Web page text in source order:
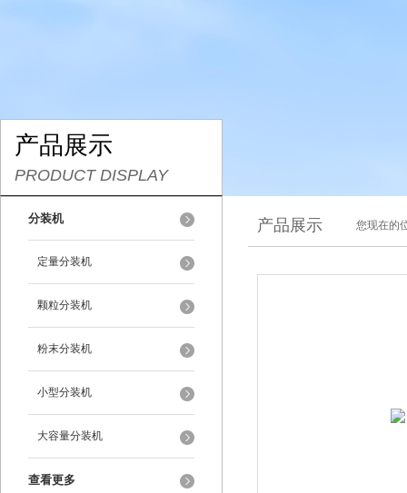
产品展示
PRODUCT DISPLAY
分装机
定量分装机
颗粒分装机
粉末分装机
小型分装机
大容量分装机
查看更多
产品展示 您现在的